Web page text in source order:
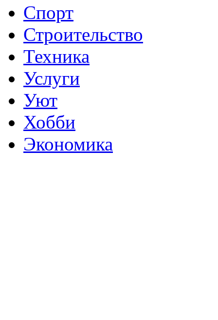
Спорт
Строительство
Техника
Услуги
Уют
Хобби
Экономика